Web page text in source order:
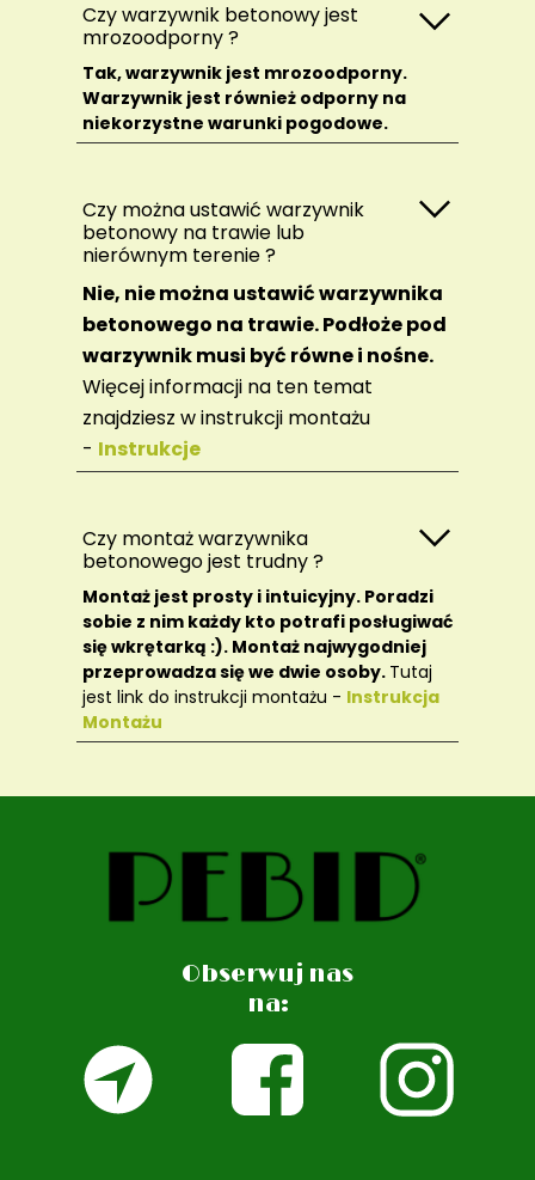
Czy warzywnik betonowy jest
mrozoodporny ?
Tak, warzywnik jest mrozoodporny.
Warzywnik jest również odporny na
niekorzystne warunki pogodowe.
Czy można ustawić warzywnik
betonowy na trawie lub
nierównym terenie ?
Nie, nie można ustawić warzywnika
betonowego na trawie. Podłoże pod
warzywnik musi być równe i nośne.
Więcej informacji na ten temat
znajdziesz w instrukcji montażu
- Instrukcje
Czy montaż warzywnika
betonowego jest trudny ?
Montaż jest prosty i intuicyjny. Poradzi
sobie z nim każdy kto potrafi posługiwać
się wkrętarką :). Montaż najwygodniej
przeprowadza się we dwie osoby. Tutaj
jest link do instrukcji montażu - Instrukcja
Montażu
Obserwuj nas
na: